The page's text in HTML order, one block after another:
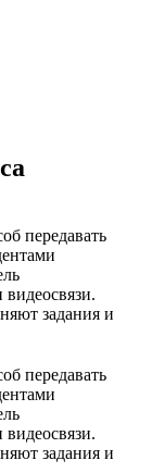
передавать
задания и
передавать
задания и